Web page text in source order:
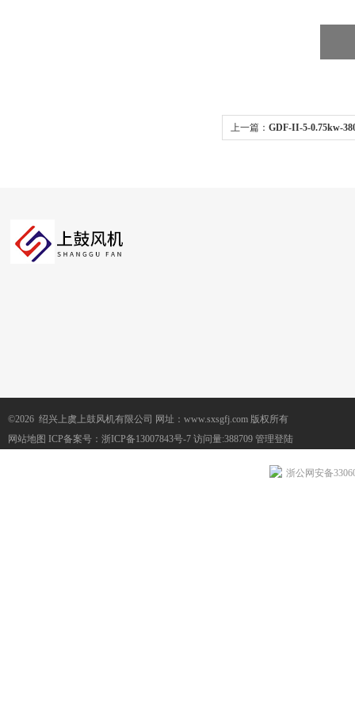
上一篇： GDF-II-5-0.75kw-
©2026 绍兴上虞上鼓风机有限公司 网址：www.sxsgfj.com 版权所有
网站地图 ICP备案号： 浙ICP备13007843号-7 访问量:388709 管理登陆
浙公网安备